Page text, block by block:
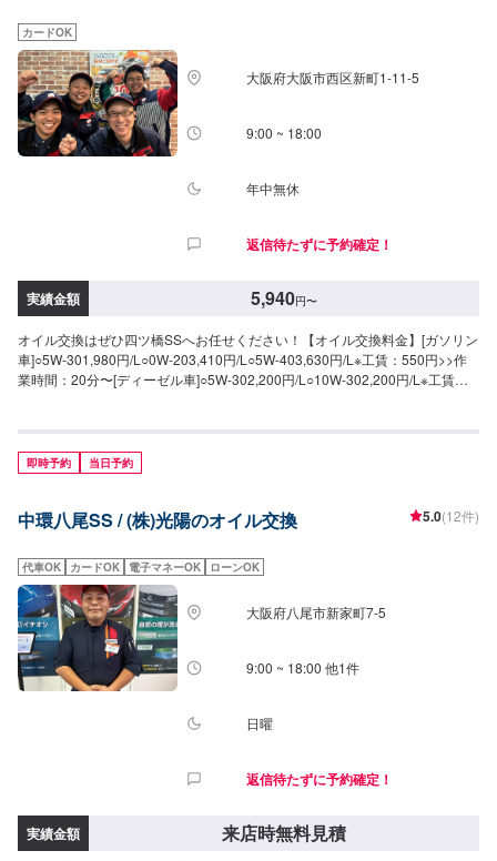
カードOK
大阪府大阪市西区新町1-11-5
9:00 ~ 18:00
年中無休
返信待たずに予約確定！
実績金額 5,940円〜
オイル交換はぜひ四ツ橋SSへお任せください！【オイル交換料金】[ガソリン
車]○5W-301,980円/L○0W-203,410円/L○5W-403,630円/L※工賃：550円>>作
業時間：20分〜[ディーゼル車]○5W-302,200円/L○10W-302,200円/L※工賃：
即時予約 当日予約
中環八尾SS / (株)光陽のオイル交換 5.0(12件)
代車OK カードOK 電子マネーOK ローンOK
大阪府八尾市新家町7-5
9:00 ~ 18:00 他1件
日曜
返信待たずに予約確定！
実績金額 来店時無料見積